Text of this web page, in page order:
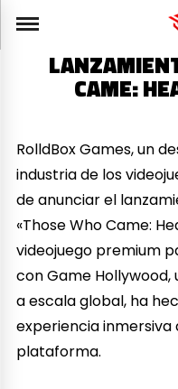
CAME:
RolldBox Games, un
industria de los
de anunciar el
«Those Who Came:
videojuego premium
con Game
a escala global, ha
experiencia inmersiva
plataforma.